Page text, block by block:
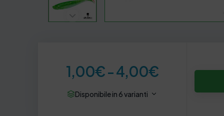
1,00€-4,00€F
Disponibile in 6 varianti